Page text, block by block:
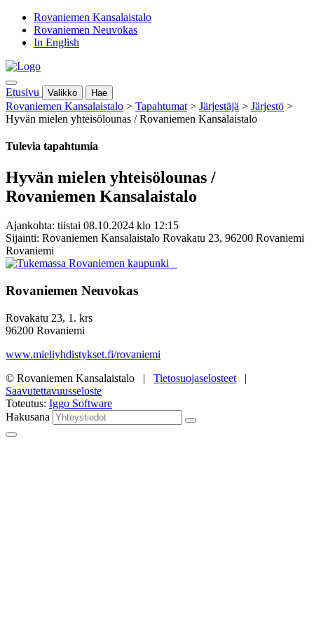
Rovaniemen Kansalaistalo
Rovaniemen Neuvokas
In English
Etusivu Valikko Hae
Rovaniemen Kansalaistalo > Tapahtumat > Järjestäjä > Järjestö >
Hyvän mielen yhteisölounas / Rovaniemen Kansalaistalo
Tulevia tapahtumia
Hyvän mielen yhteisölounas /
Rovaniemen Kansalaistalo
Ajankohta: tiistai 08.10.2024 klo 12:15
Sijainti: Rovaniemen Kansalaistalo Rovakatu 23, 96200 Rovaniemi
Rovaniemi
Rovaniemen Neuvokas
Rovakatu 23, 1. krs
96200 Rovaniemi
www.mieliyhdistykset.fi/rovaniemi
© Rovaniemen Kansalaistalo | Tietosuojaselosteet |
Saavutettavuusseloste
Toteutus: Iggo Software
Hakusana